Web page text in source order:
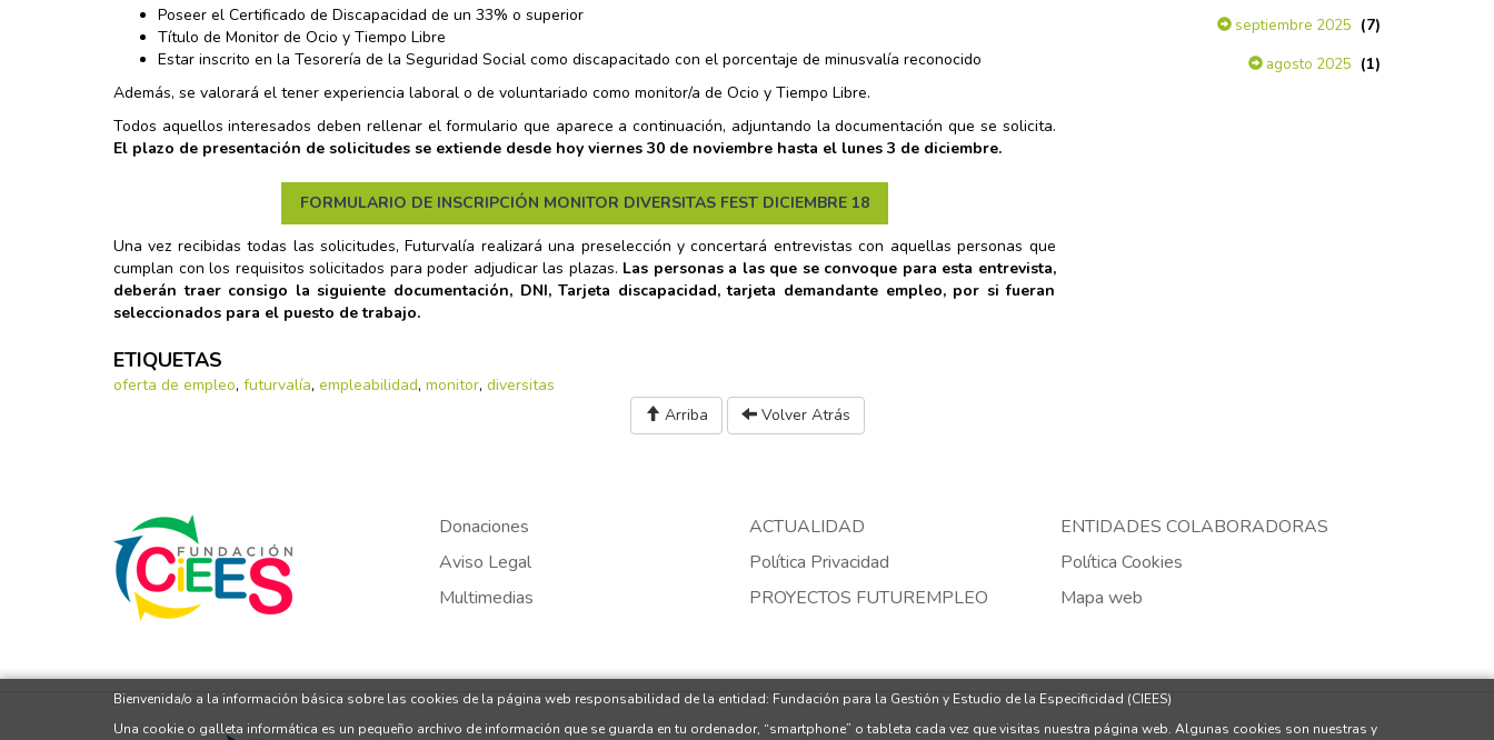
Poseer el Certificado de Discapacidad de un 33% o superior
Título de Monitor de Ocio y Tiempo Libre
Estar inscrito en la Tesorería de la Seguridad Social como discapacitado con el porcentaje de minusvalía reconocido
Además, se valorará el tener experiencia laboral o de voluntariado como monitor/a de Ocio y Tiempo Libre.
Todos aquellos interesados deben rellenar el formulario que aparece a continuación, adjuntando la documentación que se solicita.
El plazo de presentación de solicitudes se extiende desde hoy viernes 30 de noviembre hasta el lunes 3 de diciembre.
FORMULARIO DE INSCRIPCIÓN MONITOR DIVERSITAS FEST DICIEMBRE 18
Una vez recibidas todas las solicitudes, Futurvalía realizará una preselección y concertará entrevistas con aquellas personas que
cumplan con los requisitos solicitados para poder adjudicar las plazas. Las personas a las que se convoque para esta entrevista,
deberán traer consigo la siguiente documentación, DNI, Tarjeta discapacidad, tarjeta demandante empleo, por si fueran
seleccionados para el puesto de trabajo.
septiembre 2025 (7)
agosto 2025 (1)
ETIQUETAS
oferta de empleo, futurvalía, empleabilidad, monitor, diversitas
Arriba
Volver Atrás
Donaciones ACTUALIDAD
ENTIDADES COLABORADORAS
Aviso Legal
Política Privacidad
Política Cookies
Multimedias
PROYECTOS FUTUREMPLEO Mapa web
Bienvenida/o a la información básica sobre las cookies de la página web responsabilidad de la entidad: Fundación para la Gestión y Estudio de la Especificidad (CIEES)
Una cookie o galleta informática es un pequeño archivo de información que se guarda en tu ordenador, “smartphone” o tableta cada vez que visitas nuestra página web. Algunas cookies son nuestras y